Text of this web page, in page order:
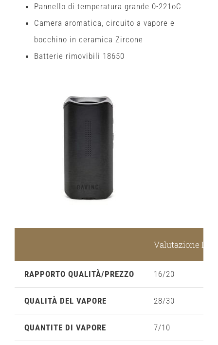
Pannello di temperatura grande 0-221oC
Camera aromatica, circuito a vapore e
bocchino in ceramica Zircone
Batterie rimovibili 18650
Valutazione IQ2
RAPPORTO QUALITÀ/PREZZO 16/20
QUALITÀ DEL VAPORE 28/30
QUANTITE DI VAPORE 7/10